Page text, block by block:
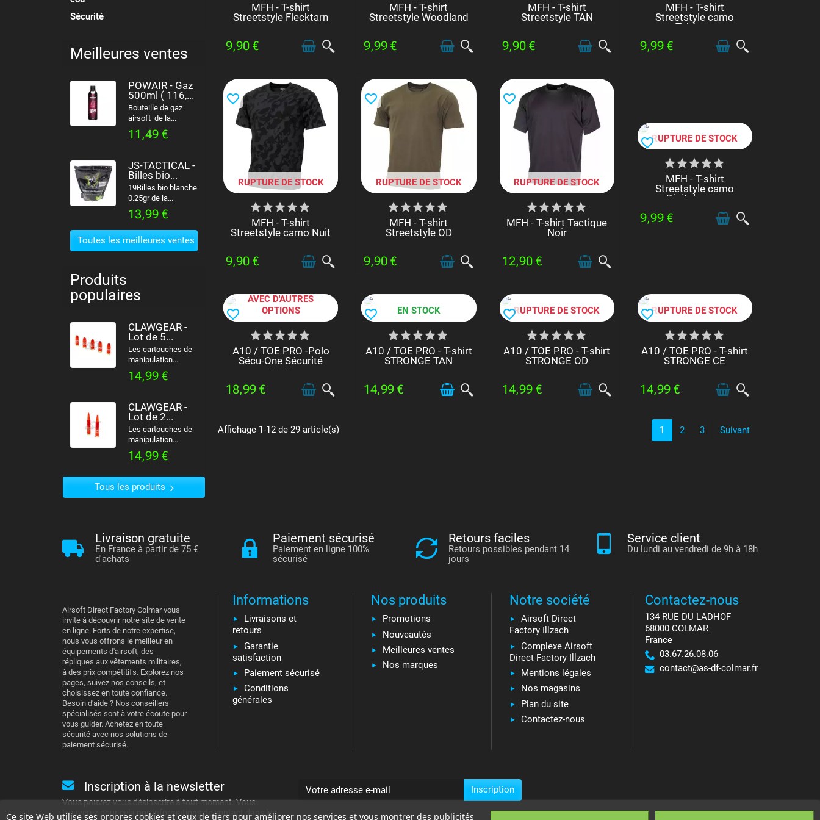
Ce site Web utilise ses propres cookies et ceux de tiers pour améliorer nos services et vous montrer des publicités
Sécurité
Meilleures ventes
POWAIR - Gaz
500ml ( 116,...
Bouteille de gaz
airsoft de la...
11,49 €
JS-TACTICAL -
Billes bio...
19Billes bio blanche
0.25gr de la...
13,99 €
Toutes les meilleures ventes
Produits
populaires
CLAWGEAR -
Lot de 5...
Les cartouches de
manipulation...
14,99 €
CLAWGEAR -
Lot de 2...
Les cartouches de
manipulation...
14,99 €
Tous les produits
MFH - T-shirt
Streetstyle Flecktarn
9,90 €
MFH - T-shirt
Streetstyle Woodland
9,99 €
MFH - T-shirt
Streetstyle TAN
9,90 €
MFH - T-shirt
Streetstyle camo
Tchèque
9,99 €
RUPTURE DE STOCK
favorite_border
MFH - T-shirt
Streetstyle camo Nuit
9,90 €
RUPTURE DE STOCK
favorite_border
MFH - T-shirt
Streetstyle OD
9,90 €
RUPTURE DE STOCK
favorite_border
MFH - T-shirt Tactique
Noir
12,90 €
RUPTURE DE STOCK
favorite_border
MFH - T-shirt
Streetstyle camo
Digital russe
9,99 €
AVEC D'AUTRES
OPTIONS
favorite_border
A10 / TOE PRO -Polo
Sécu-One Sécurité
NOIR
18,99 €
EN STOCK
favorite_border
A10 / TOE PRO - T-shirt
STRONGE TAN
14,99 €
RUPTURE DE STOCK
favorite_border
A10 / TOE PRO - T-shirt
STRONGE OD
14,99 €
RUPTURE DE STOCK
favorite_border
A10 / TOE PRO - T-shirt
STRONGE CE
14,99 €
Affichage 1-12 de 29 article(s) 1 2 3 Suivant
Livraison gratuite
En France à partir de 75 €
d'achats
Paiement sécurisé
Paiement en ligne 100%
sécurisé
Retours faciles
Retours possibles pendant 14
jours
Service client
Du lundi au vendredi de 9h à 18h
Airsoft Direct Factory Colmar vous
invite à découvrir notre site de vente
en ligne. Forts de notre expertise,
nous vous offrons le meilleur en
équipements d'airsoft, des
répliques aux vêtements militaires,
à des prix compétitifs. Explorez nos
pages, suivez nos conseils, et
choisissez en toute confiance.
Besoin d'aide ? Nos conseillers
spécialisés sont à votre écoute pour
vous guider. Achetez en toute
sécurité avec nos solutions de
paiement sécurisé.
Informations
Livraisons et
retours
Garantie
satisfaction
Paiement sécurisé
Conditions
générales
Nos produits
Promotions
Nouveautés
Meilleures ventes
Nos marques
Notre société
Airsoft Direct
Factory Illzach
Complexe Airsoft
Direct Factory Illzach
Mentions légales
Nos magasins
Plan du site
Contactez-nous
Contactez-nous
134 RUE DU LADHOF
68000 COLMAR
France
03.67.26.08.06
contact@as-df-colmar.fr
Inscription à la newsletter
Vous pouvez vous désinscrire à tout moment. Vous
trouverez pour cela nos informations de contact dans les